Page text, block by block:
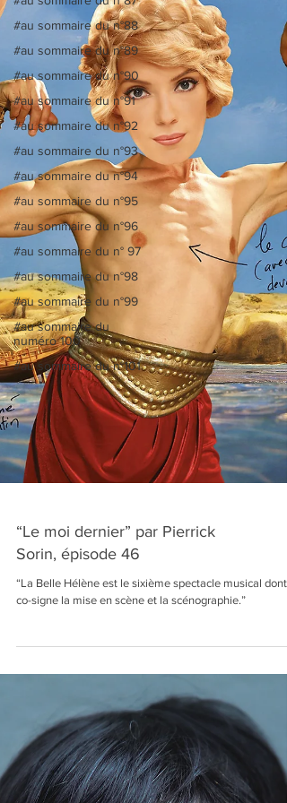
#au sommaire du n°88
#au sommaire du n°89
#au sommaire du n°90
#au sommaire du n°91
#au sommaire du n°92
#au sommaire du n°93
#au sommaire du n°94
#au sommaire du n°95
#au sommaire du n°96
#au sommaire du n° 97
#au sommaire du n°98
#au sommaire du n°99
#au sommaire du
numéro 100
#au sommaire du n°101
“Le moi dernier” par Pierrick